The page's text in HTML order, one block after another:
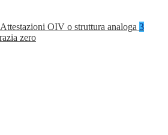
Attestazioni OIV o struttura analoga 3
zero